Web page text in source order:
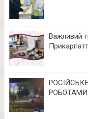
Важливий